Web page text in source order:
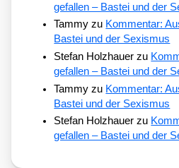
gefallen – Bastei und der
Tammy zu Kommentar:
Bastei und der Sexismus
Stefan Holzhauer zu
gefallen – Bastei und der
Tammy zu Kommentar:
Bastei und der Sexismus
Stefan Holzhauer zu
gefallen – Bastei und der